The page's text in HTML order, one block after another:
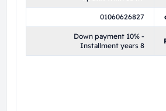
01060626827
Down payment 10% -
Installment years 8